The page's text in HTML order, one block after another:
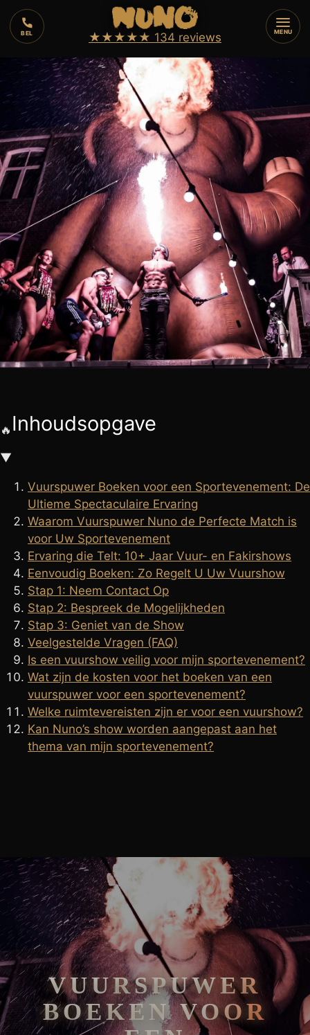
BEL ★★★★★ 134 reviews MENU
🔥VUURSHOW
🧘 FAKIRSHOW
🐍REPTIELENSHOW
6 min ⚡
8
augustus 2026
🔥 Inhoudsopgave
▼
Vuurspuwer Boeken voor een Sportevenement: De
Ultieme Spectaculaire Ervaring
Waarom Vuurspuwer Nuno de Perfecte Match is
voor Uw Sportevenement
Ervaring die Telt: 10+ Jaar Vuur- en Fakirshows
Eenvoudig Boeken: Zo Regelt U Uw Vuurshow
Stap 1: Neem Contact Op
Stap 2: Bespreek de Mogelijkheden
Stap 3: Geniet van de Show
Veelgestelde Vragen (FAQ)
Is een vuurshow veilig voor mijn sportevenement?
Wat zijn de kosten voor het boeken van een
vuurspuwer voor een sportevenement?
Welke ruimtevereisten zijn er voor een vuurshow?
Kan Nuno’s show worden aangepast aan het
thema van mijn sportevenement?
VUURSPUWER
BOEKEN VOOR